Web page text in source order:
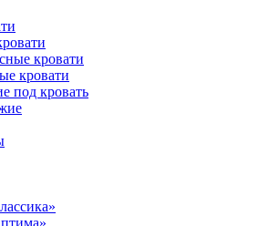
выбрать
на
странице
товара.
кровати
кровати
под кровать